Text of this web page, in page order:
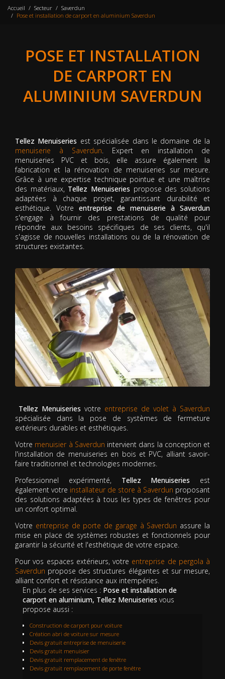
Accueil Secteur
Saverdun
Pose et installation de carport en aluminium Saverdun
POSE ET INSTALLATION
DE CARPORT EN
ALUMINIUM SAVERDUN
Tellez Menuiseries est spécialisée dans le domaine de la
menuiserie à Saverdun. Expert en installation de
menuiseries PVC et bois, elle assure également la
fabrication et la rénovation de menuiseries sur mesure.
Grâce à une expertise technique pointue et une maîtrise
des matériaux, Tellez Menuiseries propose des solutions
adaptées à chaque projet, garantissant durabilité et
esthétique. Votre entreprise de menuiserie à Saverdun
s'engage à fournir des prestations de qualité pour
répondre aux besoins spécifiques de ses clients, qu'il
s'agisse de nouvelles installations ou de la rénovation de
structures existantes.
Tellez Menuiseries votre entreprise de volet à Saverdun
spécialisée dans la pose de systèmes de fermeture
extérieurs durables et esthétiques.
Votre menuisier à Saverdun intervient dans la conception et
l'installation de menuiseries en bois et PVC, alliant savoir-
faire traditionnel et technologies modernes.
Professionnel expérimenté, Tellez Menuiseries est
également votre installateur de store à Saverdun proposant
des solutions adaptées à tous les types de fenêtres pour
un confort optimal.
Votre entreprise de porte de garage à Saverdun assure la
mise en place de systèmes robustes et fonctionnels pour
garantir la sécurité et l'esthétique de votre espace.
Pour vos espaces extérieurs, votre entreprise de pergola à
Saverdun propose des structures élégantes et sur mesure,
alliant confort et résistance aux intempéries.
En plus de ses services : Pose et installation de
carport en aluminium, Tellez Menuiseries vous
propose aussi :
Construction de carport pour voiture
Création abri de voiture sur mesure
Devis gratuit entreprise de menuiserie
Devis gratuit menuisier
Devis gratuit remplacement de fenêtre
Devis gratuit remplacement de porte fenêtre